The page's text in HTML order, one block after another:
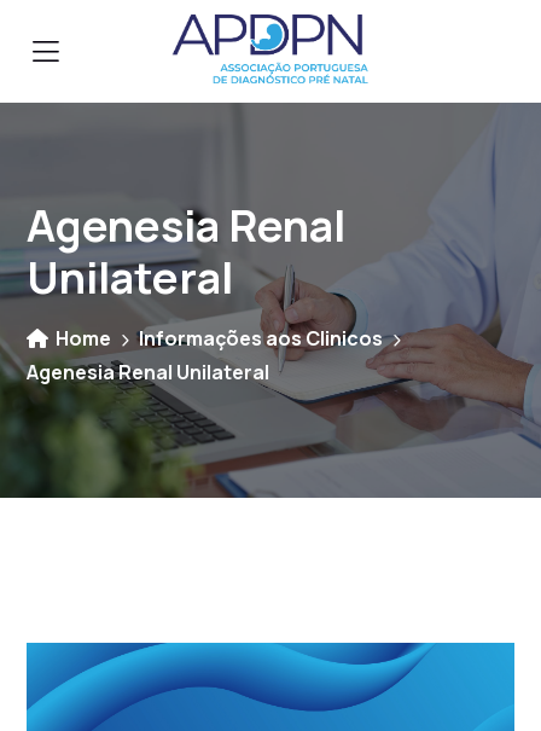
Agenesia Renal
Unilateral
Home
Informações aos Clinicos
Agenesia Renal Unilateral